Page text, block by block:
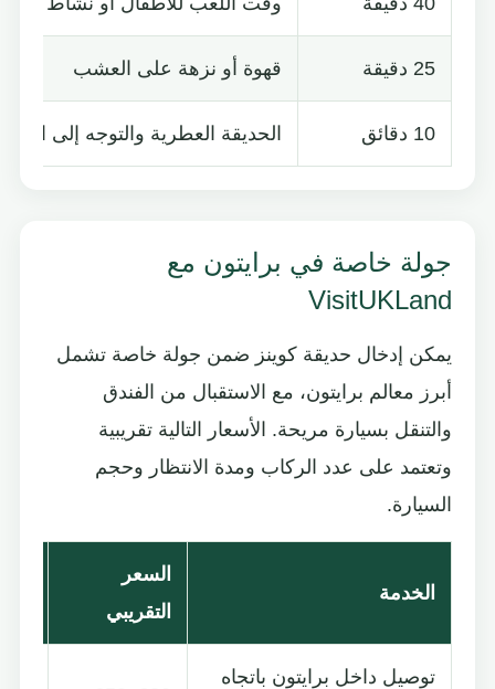
25 دقيقة قهوة أو نزهة على العشب
10 دقائق الحديقة العطرية والتوجه إلى
جولة خاصة في برايتون مع
VisitUKLand
يمكن إدخال حديقة كوينز ضمن جولة خاصة تشمل
أبرز معالم برايتون، مع الاستقبال من الفندق
والتنقل بسيارة مريحة. الأسعار التالية تقريبية
وتعتمد على عدد الركاب ومدة الانتظار وحجم
السيارة.
الخدمة
السعر
التقريبي
توصيل داخل برايتون باتجاه